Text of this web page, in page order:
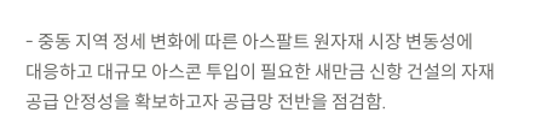
- 중동 지역 정세 변화에 따른 아스팔트 원자재 시장 변동성에
대응하고 대규모 아스콘 투입이 필요한 새만금 신항 건설의 자재
공급 안정성을 확보하고자 공급망 전반을 점검함.